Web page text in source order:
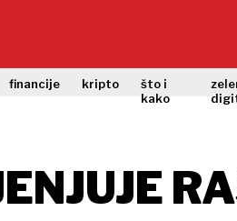
financije kripto
što i
kako